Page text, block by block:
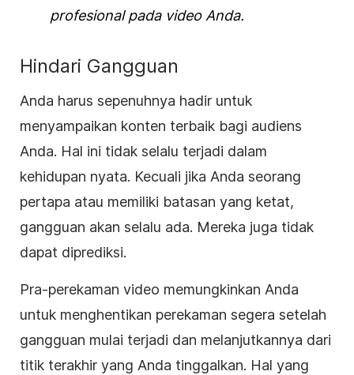
profesional pada video Anda.
Hindari Gangguan
Anda harus sepenuhnya hadir untuk
menyampaikan konten terbaik bagi audiens
Anda. Hal ini tidak selalu terjadi dalam
kehidupan nyata. Kecuali jika Anda seorang
pertapa atau memiliki batasan yang ketat,
gangguan akan selalu ada. Mereka juga tidak
dapat diprediksi.
Pra-perekaman video memungkinkan Anda
untuk menghentikan perekaman segera setelah
gangguan mulai terjadi dan melanjutkannya dari
titik terakhir yang Anda tinggalkan. Hal yang